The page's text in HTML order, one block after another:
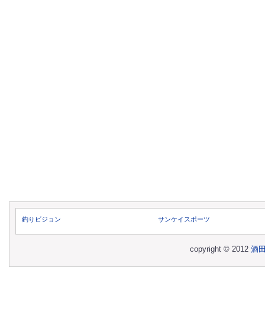
釣りビジョン サンケイスポーツ
copyright © 2012 酒